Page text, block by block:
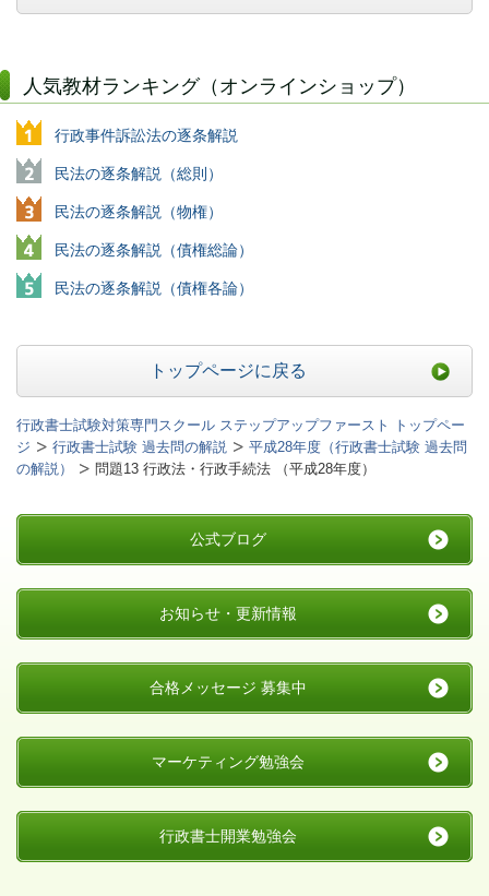
人気教材ランキング（オンラインショップ）
行政事件訴訟法の逐条解説
民法の逐条解説（総則）
民法の逐条解説（物権）
民法の逐条解説（債権総論）
民法の逐条解説（債権各論）
トップページに戻る
行政書士試験対策専門スクール ステップアップファースト トップペー
ジ
行政書士試験 過去問の解説
平成28年度（行政書士試験 過去問
の解説）
問題13 行政法・行政手続法 （平成28年度）
公式ブログ
お知らせ・更新情報
合格メッセージ 募集中
マーケティング勉強会
行政書士開業勉強会